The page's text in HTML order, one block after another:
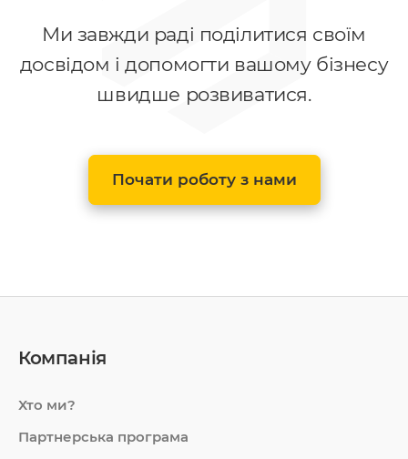
Ми завжди раді поділитися своїм
досвідом і допомогти вашому бізнесу
швидше розвиватися.
Почати роботу з нами
Компанія
Хто ми?
Партнерська програма